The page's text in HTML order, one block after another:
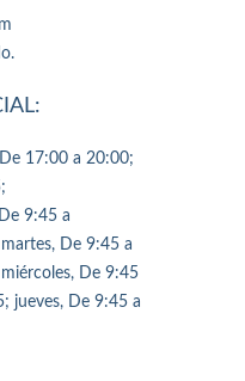
17:00 a 20:00;
9:45 a
De 9:45 a
De 9:45
jueves, De 9:45 a